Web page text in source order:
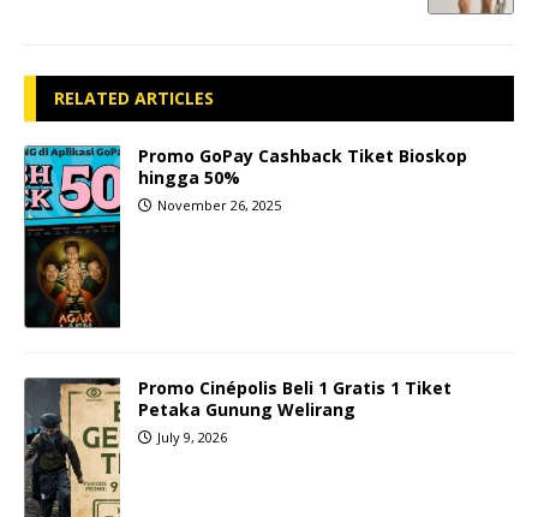
RELATED ARTICLES
Promo GoPay Cashback Tiket Bioskop
hingga 50%
November 26, 2025
Promo Cinépolis Beli 1 Gratis 1 Tiket
Petaka Gunung Welirang
July 9, 2026